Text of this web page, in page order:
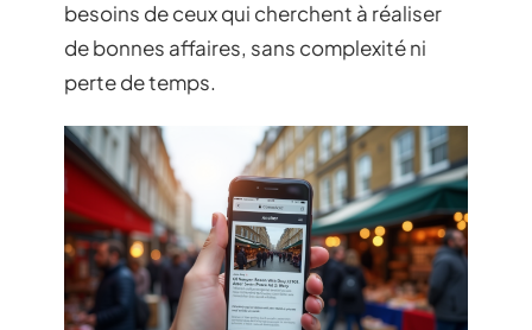
besoins de ceux qui cherchent à réaliser
de bonnes affaires, sans complexité ni
perte de temps.